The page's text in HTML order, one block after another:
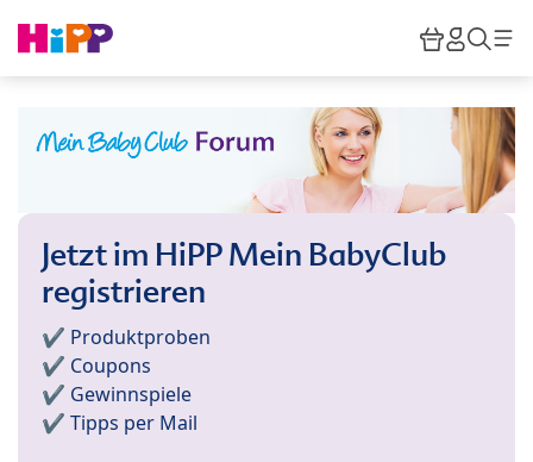
HiPP
Jetzt im HiPP Mein BabyClub
registrieren
✔️ Produktproben
✔️ Coupons
✔️ Gewinnspiele
✔️ Tipps per Mail